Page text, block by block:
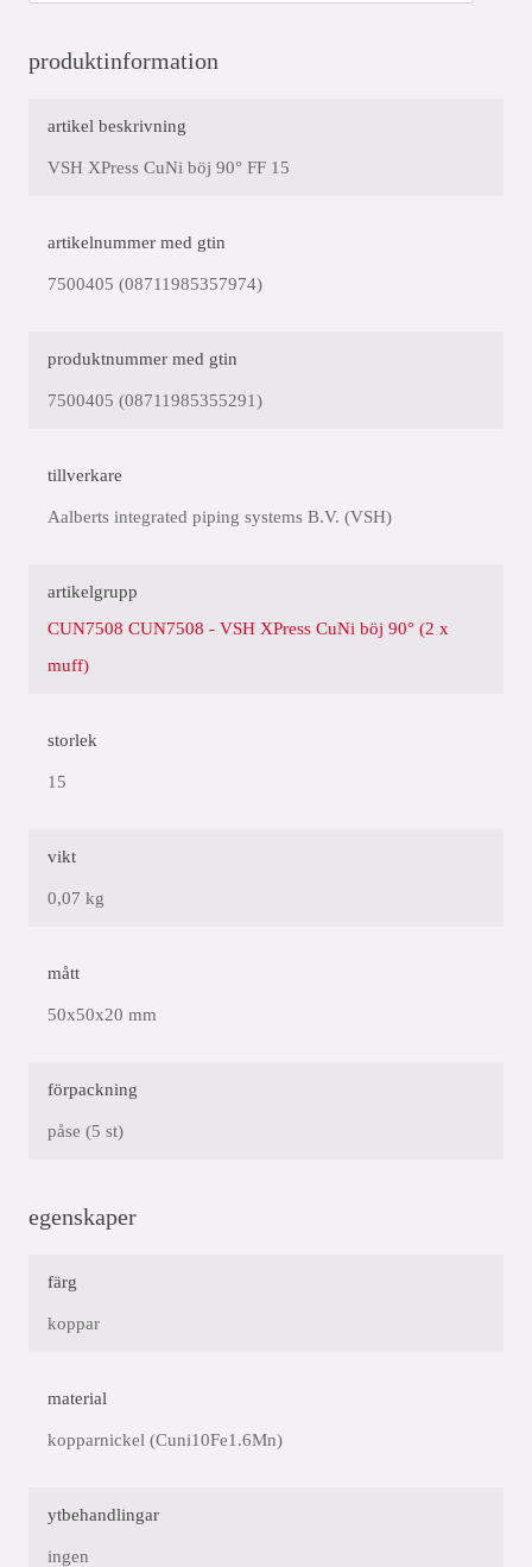
produktinformation
artikel beskrivning
VSH XPress CuNi böj 90° FF 15
artikelnummer med gtin
7500405 (08711985357974)
produktnummer med gtin
7500405 (08711985355291)
tillverkare
Aalberts integrated piping systems B.V. (VSH)
artikelgrupp
CUN7508 CUN7508 - VSH XPress CuNi böj 90° (2 x
muff)
storlek
15
vikt
0,07 kg
mått
50x50x20 mm
förpackning
påse (5 st)
egenskaper
färg
koppar
material
kopparnickel (Cuni10Fe1.6Mn)
ytbehandlingar
ingen